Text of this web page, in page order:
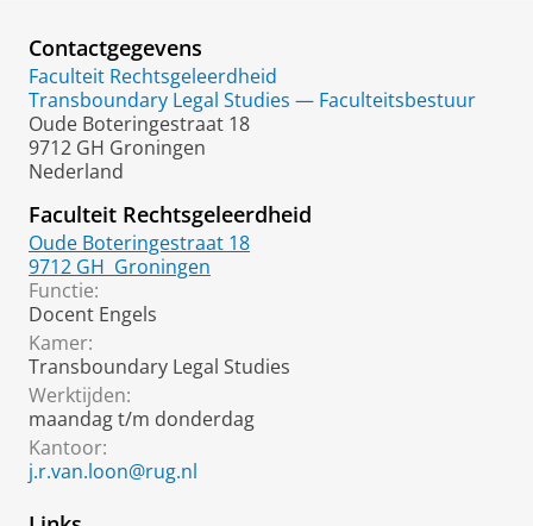
Contactgegevens
Faculteit Rechtsgeleerdheid
Transboundary Legal Studies — Faculteitsbestuur
Oude Boteringestraat 18
9712 GH Groningen
Nederland
Faculteit Rechtsgeleerdheid
Oude Boteringestraat 18
9712 GH Groningen
Functie:
Docent Engels
Kamer:
Transboundary Legal Studies
Werktijden:
maandag t/m donderdag
Kantoor:
j.r.van.loon@rug.nl